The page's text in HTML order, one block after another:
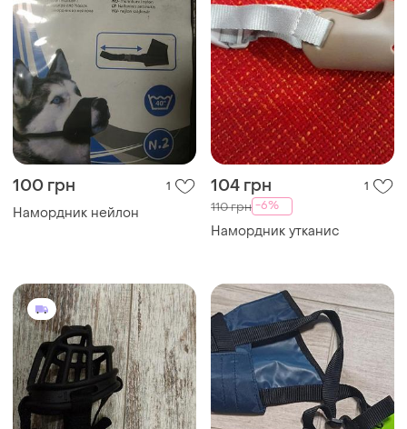
100 грн 1
Намордник нейлон
104 грн 1
110 грн -6%
Намордник утканис